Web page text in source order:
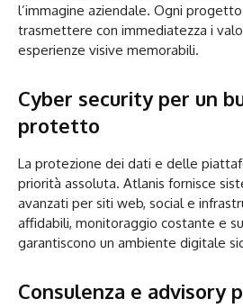
l’immagine aziendale. Ogni
trasmettere con immediatezza i
esperienze visive memorabili.
Cyber security per un
protetto
La protezione dei dati e delle
priorità assoluta. Atlanis fornisce
avanzati per siti web, social e
affidabili, monitoraggio costante e
garantiscono un ambiente digitale
Consulenza e advisory